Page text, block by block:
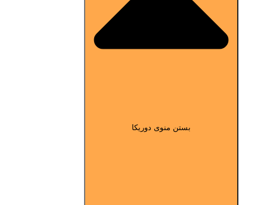
بستن منوی دوریکا